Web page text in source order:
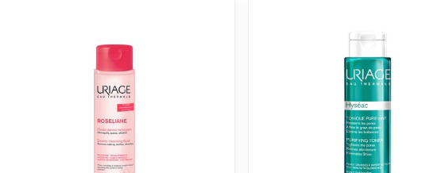
ajuster les valeurs minimales et maximales du prix.